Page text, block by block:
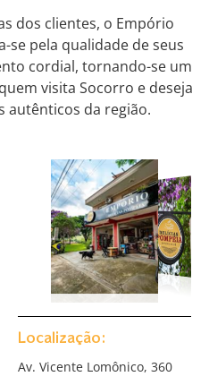
dos clientes, o Empório
se pela qualidade de seus
cordial, tornando-se um
visita Socorro e deseja
autênticos da região.
Localização:
Av. Vicente Lomônico, 360